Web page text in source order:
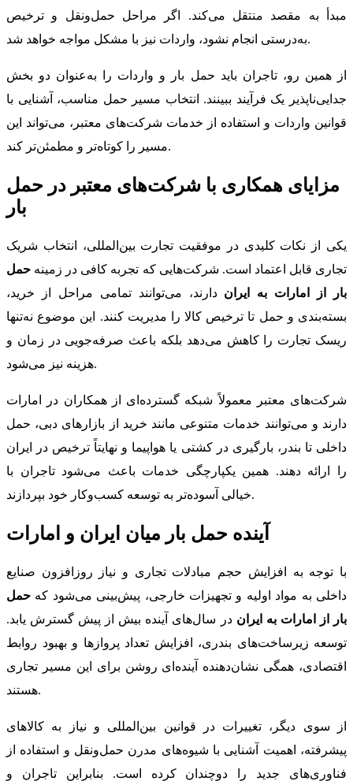
مبدأ به مقصد منتقل می‌کند. اگر مراحل حمل‌ونقل و ترخیص
به‌درستی انجام نشود، واردات نیز با مشکل مواجه خواهد شد.
از همین رو، تاجران باید حمل بار و واردات را به‌عنوان دو بخش
جدایی‌ناپذیر یک فرآیند ببینند. انتخاب مسیر حمل مناسب، آشنایی با
قوانین واردات و استفاده از خدمات شرکت‌های معتبر، می‌تواند این
مسیر را کوتاه‌تر و مطمئن‌تر کند.
مزایای همکاری با شرکت‌های معتبر در حمل
بار
یکی از نکات کلیدی در موفقیت تجارت بین‌المللی، انتخاب شریک
تجاری قابل اعتماد است. شرکت‌هایی که تجربه کافی در زمینه حمل
بار از امارات به ایران دارند، می‌توانند تمامی مراحل از خرید،
بسته‌بندی و حمل تا ترخیص کالا را مدیریت کنند. این موضوع نه‌تنها
ریسک تجارت را کاهش می‌دهد بلکه باعث صرفه‌جویی در زمان و
هزینه نیز می‌شود.
شرکت‌های معتبر معمولاً شبکه گسترده‌ای از همکاران در امارات
دارند و می‌توانند خدمات متنوعی مانند خرید از بازارهای دبی، حمل
داخلی تا بندر، بارگیری در کشتی یا هواپیما و نهایتاً ترخیص در ایران
را ارائه دهند. همین یکپارچگی خدمات باعث می‌شود تاجران با
خیالی آسوده‌تر به توسعه کسب‌وکار خود بپردازند.
آینده حمل بار میان ایران و امارات
با توجه به افزایش حجم مبادلات تجاری و نیاز روزافزون صنایع
داخلی به مواد اولیه و تجهیزات خارجی، پیش‌بینی می‌شود که حمل
بار از امارات به ایران در سال‌های آینده بیش از پیش گسترش یابد.
توسعه زیرساخت‌های بندری، افزایش تعداد پروازها و بهبود روابط
اقتصادی، همگی نشان‌دهنده آینده‌ای روشن برای این مسیر تجاری
هستند.
از سوی دیگر، تغییرات در قوانین بین‌المللی و نیاز به کالاهای
پیشرفته، اهمیت آشنایی با شیوه‌های مدرن حمل‌ونقل و استفاده از
فناوری‌های جدید را دوچندان کرده است. بنابراین تاجران و